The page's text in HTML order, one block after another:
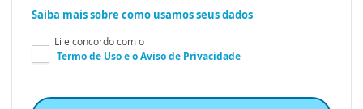
Saiba mais sobre como usamos seus dados
Li e concordo com o
Termo de Usoe oAviso de Privacidade